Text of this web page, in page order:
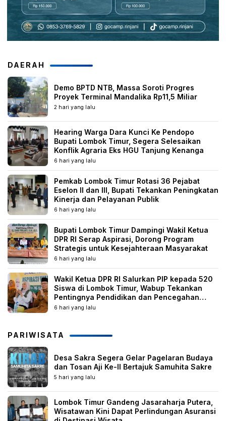
DAERAH
Demo BPTD NTB, Massa Soroti Progres
Proyek Terminal Mandalika Rp11,5 Miliar
2 hari yang lalu
Hearing Warga Dara Kunci Ke Pendopo
Bupati Lombok Timur, Segera Selesaikan
Konflik Agraria Eks HGU Tanjung Kenanga
6 hari yang lalu
Pemkab Lombok Timur Rotasi 36 Pejabat
Eselon II dan III, Bupati Tekankan Peningkatan
Kinerja dan Pelayanan Publik
6 hari yang lalu
Bupati Lombok Timur Dampingi Wakil Ketua
DPR RI Serap Aspirasi, Dorong Program
Strategis untuk Kesejahteraan Masyarakat
6 hari yang lalu
Wakil Ketua DPR RI Salurkan PIP kepada 520
Siswa di Lombok Timur, Wabup Tekankan
Pentingnya Pendidikan dan Pencegahan
Perkawinan Anak
6 hari yang lalu
PARIWISATA
Desa Sakra Segera Gelar Pagelaran Budaya
dan Tosan Aji Ke-II Bertajuk Samuhita Sakre
5 hari yang lalu
Lombok Timur Gandeng Jasaraharja Putera,
Wisatawan Kini Dapat Perlindungan Asuransi